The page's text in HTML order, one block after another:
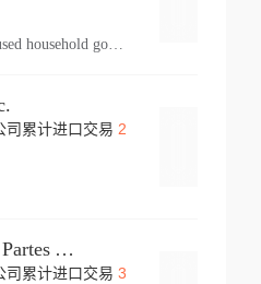
personal effect,used household goods
司累计进口交易 2
Dpm Draexlmaier Partes Automotrices Corr Ind Huejotzingo
司累计进口交易 3